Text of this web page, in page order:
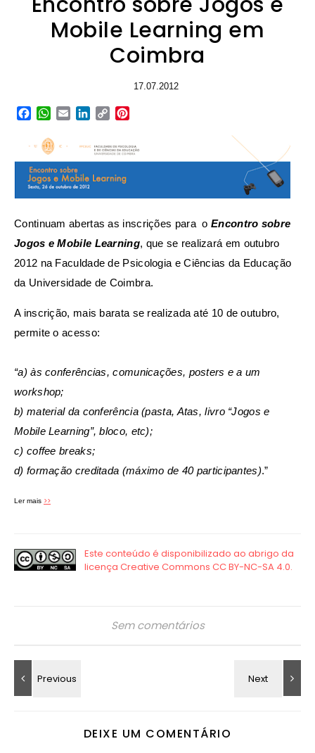
Mobile Learning em
Coimbra
17.07.2012
Facebook
WhatsApp
EmailLinkedIn
Copy
Continuam abertas as inscrições para o Encontro sobre
Jogos e Mobile Learning, que se realizará em outubro
2012 na Faculdade de Psicologia e Ciências da Educação
da Universidade de Coimbra.
A inscrição, mais barata se realizada até 10 de outubro,
permite o acesso:
“a) às conferências, comunicações, posters e a um
workshop;
b) material da conferência (pasta, Atas, livro “Jogos e
Mobile Learning”, bloco, etc);
c) coffee breaks;
d) formação creditada (máximo de 40 participantes).”
Ler mais >>
Sem comentários
DEIXE UM COMENTÁRIO